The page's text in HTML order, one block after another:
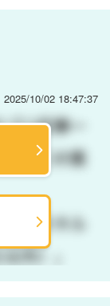
2025/10/02 18:47:37